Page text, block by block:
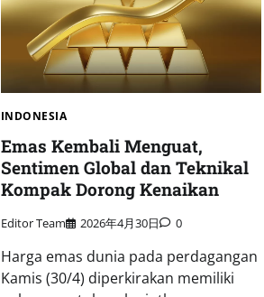
INDONESIA
Emas Kembali Menguat,
Sentimen Global dan Teknikal
Kompak Dorong Kenaikan
Editor Team 2026年4月30日 0
Harga emas dunia pada perdagangan
Kamis (30/4) diperkirakan memiliki